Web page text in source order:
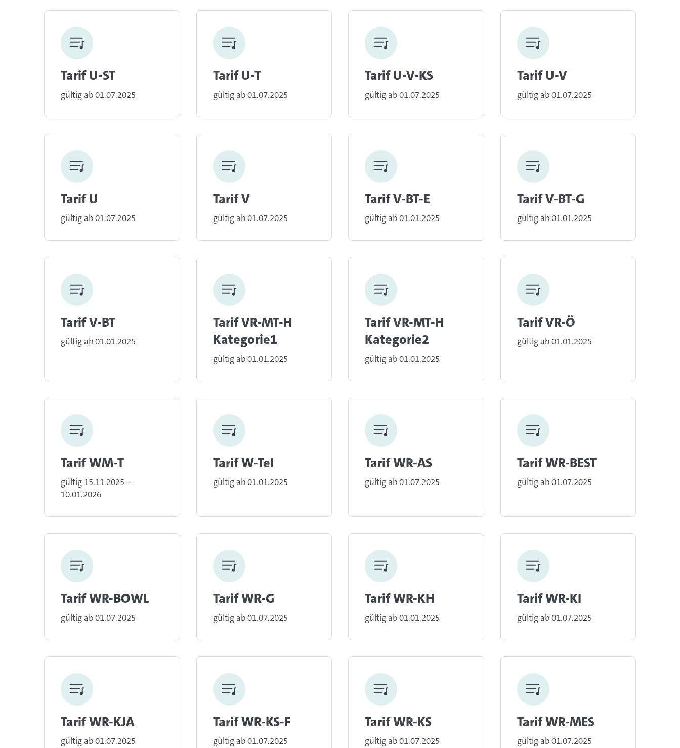
Tarif U-ST
gültig ab 01.07.2025
Tarif U-T
gültig ab 01.07.2025
Tarif U-V-KS
gültig ab 01.07.2025
Tarif U-V
gültig ab 01.07.2025
Tarif U
gültig ab 01.07.2025
Tarif V
gültig ab 01.07.2025
Tarif V-BT-E
gültig ab 01.01.2025
Tarif V-BT-G
gültig ab 01.01.2025
Tarif V-BT
gültig ab 01.01.2025
Tarif VR-MT-H
Kategorie1
gültig ab 01.01.2025
Tarif VR-MT-H
Kategorie2
gültig ab 01.01.2025
Tarif VR-Ö
gültig ab 01.01.2025
Tarif WM-T
gültig 15.11.2025 –
10.01.2026
Tarif W-Tel
gültig ab 01.01.2025
Tarif WR-AS
gültig ab 01.07.2025
Tarif WR-BEST
gültig ab 01.07.2025
Tarif WR-BOWL
gültig ab 01.07.2025
Tarif WR-G
gültig ab 01.07.2025
Tarif WR-KH
gültig ab 01.01.2025
Tarif WR-KI
gültig ab 01.07.2025
Tarif WR-KJA
gültig ab 01.07.2025
Tarif WR-KS-F
gültig ab 01.07.2025
Tarif WR-KS
gültig ab 01.07.2025
Tarif WR-MES
gültig ab 01.07.2025